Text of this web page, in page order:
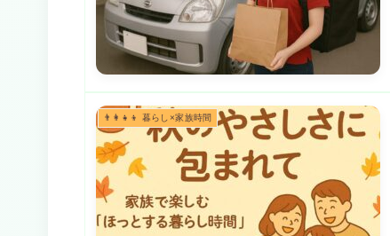
👨‍👩‍👧‍👦 暮らし×家族時間